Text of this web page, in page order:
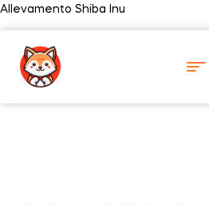
Allevamento Shiba Inu